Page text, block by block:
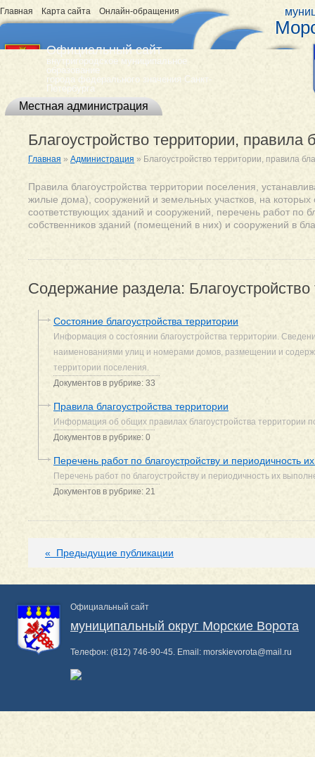
Главная Карта сайта Онлайн-обращения
Официальный сайт
внутригородское муниципальное
образование
города федерального значения Санкт-
Петербурга
Местная администрация
Благоустройство территории, правила
Главная » Администрация » Благоустройство территории, правила
Правила благоустройства территории поселения,
жилые дома), сооружений и земельных участков, на
соответствующих зданий и сооружений, перечень работ по
собственников зданий (помещений в них) и сооружений в
Содержание раздела:
Состояние благоустройства территории
Информация о состоянии благоустройства территории.
наименованиями улиц и номерами домов, размещении и
территории поселения.
Документов в рубрике: 33
Правила благоустройства территории
Информация об общих правилах благоустройства территории
Документов в рубрике: 0
Перечень работ по благоустройству и периодичность
Перечень работ по благоустройству и периодичность их
Документов в рубрике: 21
« Предыдущие публикации
Официальный сайт
муниципальный округ Морские Ворота
Телефон: (812) 746-90-45. Email: morskievorota@mail.ru